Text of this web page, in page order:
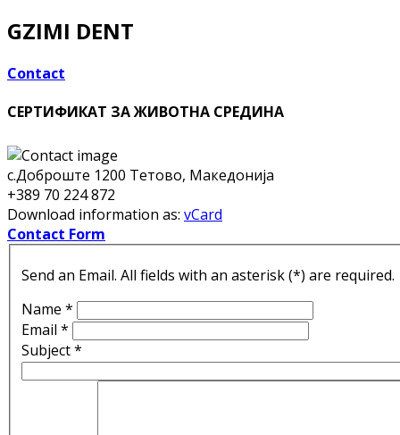
GZIMI DENT
Contact
СЕРТИФИКАТ ЗА ЖИВОТНА СРЕДИНА
с.Доброште 1200 Тетово, Македонија
+389 70 224 872
Download information as: vCard
Contact Form
Send an Email. All fields with an asterisk (*) are required.
Name *
Email *
Subject*